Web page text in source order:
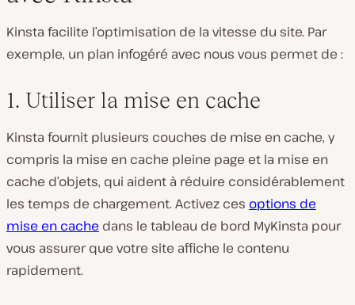
Kinsta facilite l’optimisation de la vitesse du site. Par
exemple, un plan infogéré avec nous vous permet de :
1. Utiliser la mise en cache
Kinsta fournit plusieurs couches de mise en cache, y
compris la mise en cache pleine page et la mise en
cache d’objets, qui aident à réduire considérablement
les temps de chargement. Activez ces options de
mise en cache dans le tableau de bord MyKinsta pour
vous assurer que votre site affiche le contenu
rapidement.